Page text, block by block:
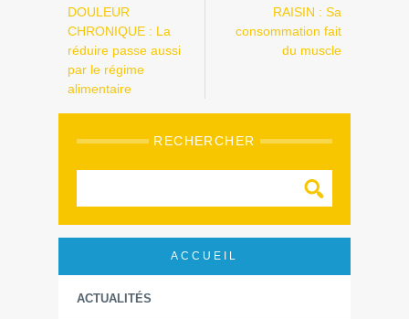
DOULEUR
CHRONIQUE : La
réduire passe aussi
par le régime
alimentaire
RAISIN : Sa
consommation fait
du muscle
RECHERCHER
ACCUEIL
ACTUALITÉS